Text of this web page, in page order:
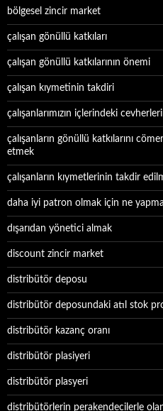
bölgesel zincir market
çalışan gönüllü katkıları
çalışan gönüllü katkılarının önemi
çalışan kıymetinin takdiri
çalışanlarımızın içlerindeki
çalışanların gönüllü katkılarını
etmek
çalışanların kıymetlerinin takdir
daha iyi patron olmak için ne
dışarıdan yönetici almak
discount zincir market
distribütör deposu
distribütör deposundaki atıl stok
distribütör kazanç oranı
distribütör plasiyeri
distribütör plasyeri
distribütörlerin perakendecilerle